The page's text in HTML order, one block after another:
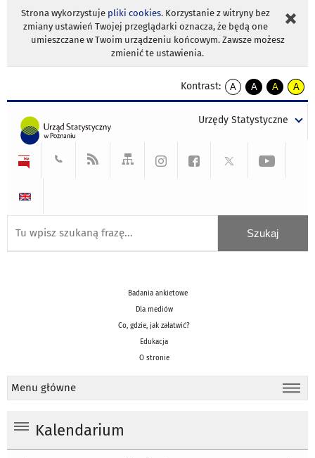
Strona wykorzystuje pliki cookies. Korzystanie z witryny bez
zmiany ustawień Twojej przeglądarki oznacza, że będą one
umieszczane w Twoim urządzeniu końcowym. Zawsze możesz
zmienić te ustawienia.
Kontrast:
A
kontrast
A
kontrast
tekst
czarnym
A
kontrast
tekst
czarnym
A
tekst
żółtym
Urzędy Statystyczne
Badania ankietowe
Dla mediów
Co, gdzie, jak załatwić?
Edukacja
O stronie
Menu główne
Kalendarium